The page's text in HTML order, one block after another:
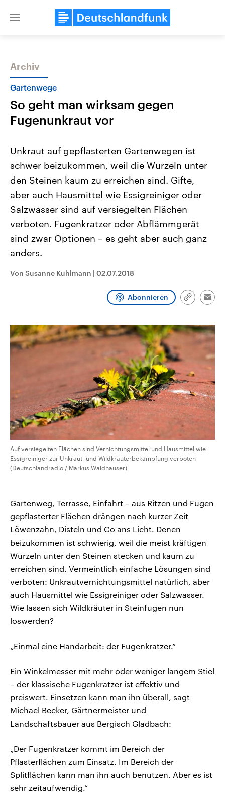
Close
Themen
Landtagswahl Sachsen-Anhalt
2026
Alle Informationen
Sachsen-Anhalt wählt am 6.
September 2026 einen neuen
Landtag. Seit 2021 wird das
Bundesland von einer Koalition aus
CDU, SPD und FDP regiert.-
Umfragen, Prognosen,
Wahlprogramme, aktuelle Berichte
und Hintergründe zu den Parteien
Wahl.
Aktuelle Beiträge,
Hintergründe
Wirtschaftlich und
gehören die Vereinigten
den mächtigsten Ländern
mit großem Einfluss auf
aktuelle Weltgeschehen.
Sendungen
Archiv
Gartenwege
So geht man wirksam gegen
Fugenunkraut vor
Unkraut auf gepflasterten Gartenwegen ist
schwer beizukommen, weil die Wurzeln unter
den Steinen kaum zu erreichen sind. Gifte,
aber auch Hausmittel wie Essigreiniger oder
Salzwasser sind auf versiegelten Flächen
verboten. Fugenkratzer oder Abflämmgerät
sind zwar Optionen – es geht aber auch ganz
anders.
Von Susanne Kuhlmann | 02.07.2018
Abonnieren
Link
Auf versiegelten Flächen sind Vernichtungsmittel und Hausmittel wie
Essigreiniger zur Unkraut- und Wildkräuterbekämpfung verboten
(Deutschlandradio / Markus Waldhauser)
Gartenweg, Terrasse, Einfahrt – aus Ritzen und Fugen
gepflasterter Flächen drängen nach kurzer Zeit
Löwenzahn, Disteln und Co ans Licht. Denen
beizukommen ist schwierig, weil die meist kräftigen
Wurzeln unter den Steinen stecken und kaum zu
erreichen sind. Vermeintlich einfache Lösungen sind
verboten: Unkrautvernichtungsmittel natürlich, aber
auch Hausmittel wie Essigreiniger oder Salzwasser.
Wie lassen sich Wildkräuter in Steinfugen nun
loswerden?
„Einmal eine Handarbeit: der Fugenkratzer.“
Ein Winkelmesser mit mehr oder weniger langem Stiel
– der klassische Fugenkratzer ist effektiv und
preiswert. Einsetzen kann man ihn überall, sagt
Michael Becker, Gärtnermeister und
Landschaftsbauer aus Bergisch Gladbach:
„Der Fugenkratzer kommt im Bereich der
Pflasterflächen zum Einsatz. Im Bereich der
Splitflächen kann man ihn auch benutzen. Aber es ist
sehr zeitaufwendig.“